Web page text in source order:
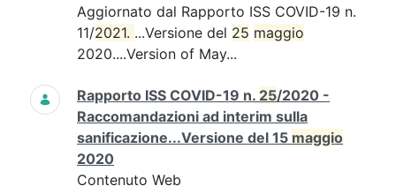
Aggiornato dal Rapporto ISS COVID-19 n.
11/2021. ...Versione del 25 maggio
2020....Version of May...
Rapporto ISS COVID-19 n. 25/2020 -
Raccomandazioni ad interim sulla
sanificazione...Versione del 15 maggio
2020
Contenuto Web